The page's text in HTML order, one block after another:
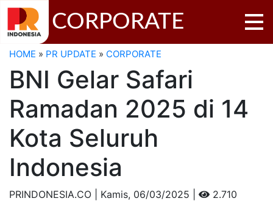
CORPORATE
HOME » PR UPDATE » CORPORATE
BNI Gelar Safari
Ramadan 2025 di 14
Kota Seluruh
Indonesia
PRINDONESIA.CO | Kamis, 06/03/2025 | 2.710